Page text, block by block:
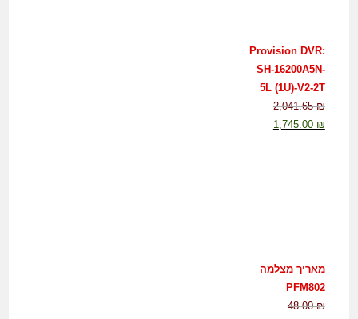
Provision DVR:
SH-16200A5N-
5L (1U)-V2-2T
2,041.65₪
1,745.00 ₪
מאריך מצלמה
PFM802
48.00₪